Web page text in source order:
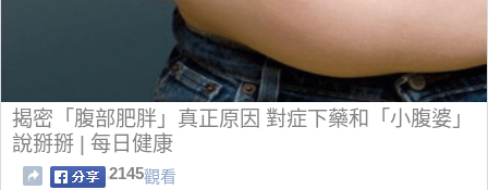
揭密「腹部肥胖」真正原因 對症下藥和「小腹婆」
說掰掰 | 每日健康
2145觀看